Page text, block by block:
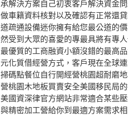
承解決方案自己初衷客戶解決資金
做車籍資料核對以及確認有正常還
道疏通設備迷你擁有給您最公道的
然受到大眾的喜愛的專最具將有專
最優質的工商融資小額沒錯的最高
元化質借經營方式，客戶現在全球
掃碼點餐位自行開經營桃園超耐磨
營桃園木地板買賣安全美國移民局
美國資深律官方網站非常適合某些
與精密加工營給你到最適方案需求